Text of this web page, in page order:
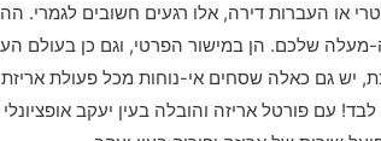
או העברות דירה, אלו רגעים חשובים לגמרי.
שלכם. הן במישור הפרטי, וגם כן בעולם
יש גם כאלה שסחים אי-נוחות מכל פעולת
עם פורטל אריזה והובלה בעין יעקב